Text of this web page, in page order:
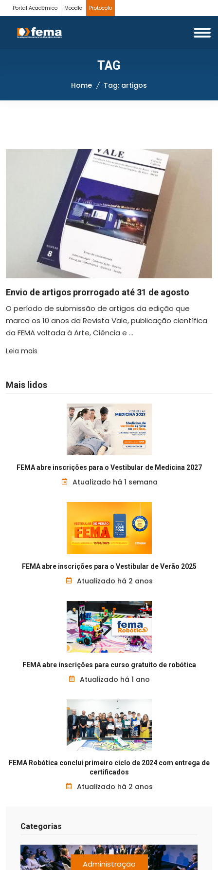
Portal Acadêmico Moodle Protocolo
TAG
Home Tag: artigos
Envio de artigos prorrogado até 31 de agosto
O período de submissão de artigos da edição que
marca os 10 anos da Revista Vale, publicação científica
da FEMA voltada à Arte, Ciência e ...
Leia mais
Mais lidos
FEMA abre inscrições para o Vestibular de Medicina 2027
Atualizado há 1 semana
FEMA abre inscrições para o Vestibular de Verão 2025
Atualizado há 2 anos
FEMA abre inscrições para curso gratuito de robótica
Atualizado há 1 ano
FEMA Robótica conclui primeiro ciclo de 2024 com entrega de
certificados
Atualizado há 2 anos
Categorias
Administração